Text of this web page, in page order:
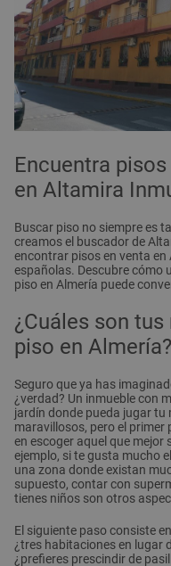
Encuentra
en Altamira
Buscar piso no siempre es
creamos el buscador de
encontrar pisos en venta
españolas. Descubre cómo
piso en Almería puede
¿Cuáles son
piso en Almería?
Seguro que ya has
¿verdad? Un inmueble con
jardín donde pueda jugar
maravillosos, pero el
en escoger aquel que mejor
ejemplo, si te gusta mucho
una zona donde existan
supuesto, contar con
tienes niños son otros
El siguiente paso consiste
¿tres habitaciones en lugar
¿prefieres prescindir de